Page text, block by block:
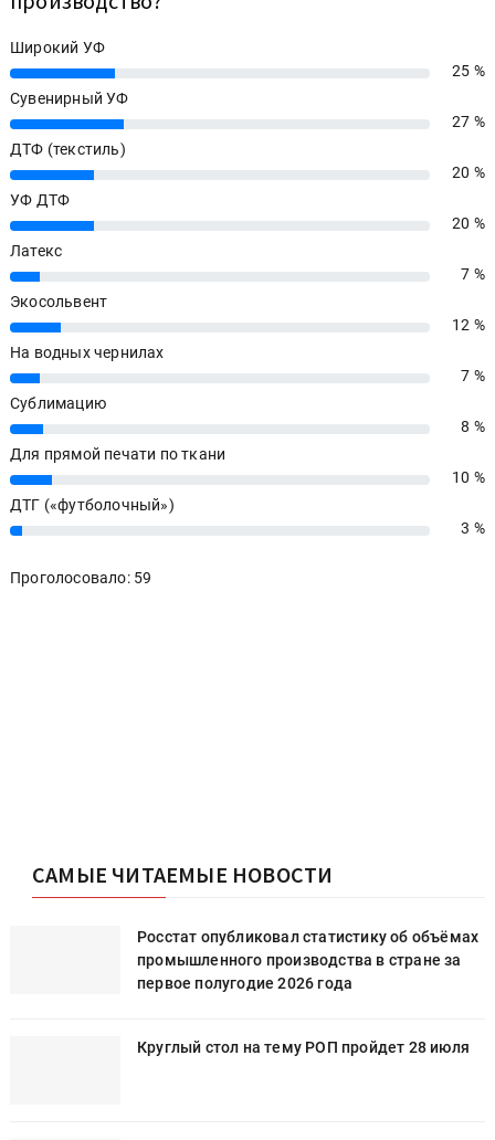
Широкий УФ
25%
25 %
Сувенирный УФ
27%
27 %
ДТФ (текстиль)
20%
20 %
УФ ДТФ
20%
20 %
Латекс
7%
7 %
Экосольвент
12%
12 %
На водных чернилах
7%
7 %
Сублимацию
8%
8 %
Для прямой печати по ткани
10%
10 %
ДТГ («футболочный»)
3% 3 %
Проголосовало: 59
САМЫЕ ЧИТАЕМЫЕ НОВОСТИ
Росстат опубликовал статистику об объёмах
промышленного производства в стране за
первое полугодие 2026 года
Круглый стол на тему РОП пройдет 28 июля